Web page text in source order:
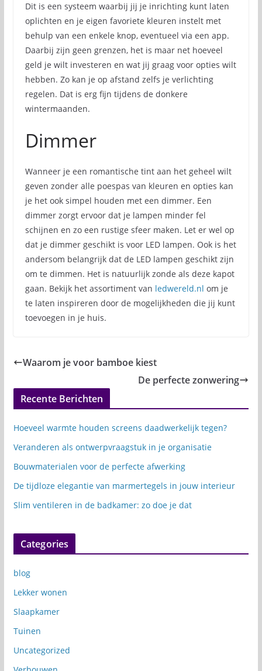
Dit is een systeem waarbij jij je inrichting kunt laten
oplichten en je eigen favoriete kleuren instelt met
behulp van een enkele knop, eventueel via een app.
Daarbij zijn geen grenzen, het is maar net hoeveel
geld je wilt investeren en wat jij graag voor opties wilt
hebben. Zo kan je op afstand zelfs je verlichting
regelen. Dat is erg fijn tijdens de donkere
wintermaanden.
Dimmer
Wanneer je een romantische tint aan het geheel wilt
geven zonder alle poespas van kleuren en opties kan
je het ook simpel houden met een dimmer. Een
dimmer zorgt ervoor dat je lampen minder fel
schijnen en zo een rustige sfeer maken. Let er wel op
dat je dimmer geschikt is voor LED lampen. Ook is het
andersom belangrijk dat de LED lampen geschikt zijn
om te dimmen. Het is natuurlijk zonde als deze kapot
gaan. Bekijk het assortiment van ledwereld.nl om je
te laten inspireren door de mogelijkheden die jij kunt
toevoegen in je huis.
Waarom je voor bamboe kiest
De perfecte zonwering
Recente Berichten
Hoeveel warmte houden screens daadwerkelijk tegen?
Veranderen als ontwerpvraagstuk in je organisatie
Bouwmaterialen voor de perfecte afwerking
De tijdloze elegantie van marmertegels in jouw interieur
Slim ventileren in de badkamer: zo doe je dat
Categories
blog
Lekker wonen
Slaapkamer
Tuinen
Uncategorized